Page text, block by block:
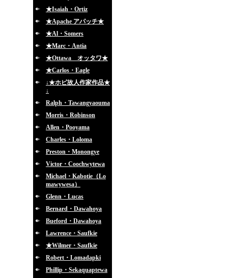
★Isaiah・Ortiz
★Apache アパッチ★
★Al・Somers
★Marc・Antia
★Ottawa オッタワ★
★Carlos・Eagle
↓★ホピ故人作家作品★
↓
Ralph・Tawangyaouma
Morris・Robinson
Allen・Pooyama
Charles・Loloma
Preston・Monongye
Victor・Coochwytewa
Michael・Kabotie（Lo
mawywesa）
Glenn・Lucas
Bernard・Dawahoya
Bueford・Dawahoya
Lawrence・Saufkie
★Wilmer・Saufkie
Robert・Lomadapki
Phillip・Sekaquaptewa